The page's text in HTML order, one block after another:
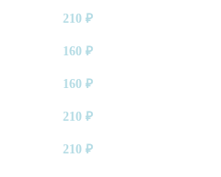
210 ₽
160 ₽
160 ₽
210 ₽
210 ₽